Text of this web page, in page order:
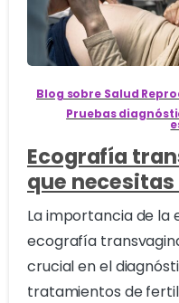
Blog sobre Salud
Pruebas
Ecografía
que
La importancia de la
ecografía
crucial en el
tratamientos de